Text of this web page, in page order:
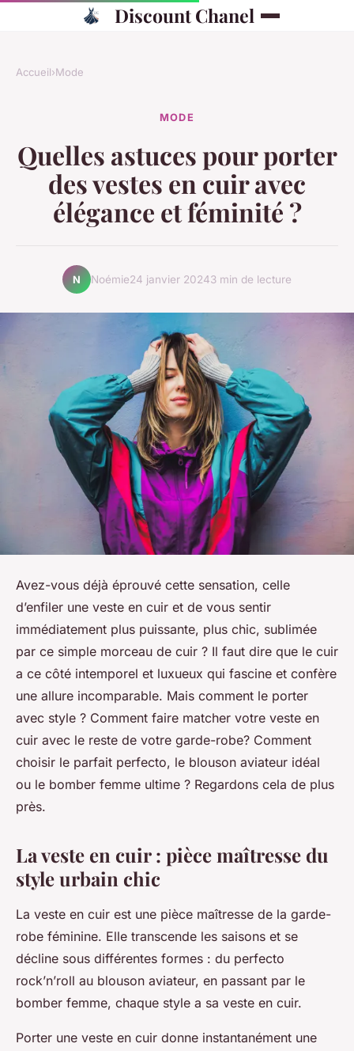
Discount Chanel
Accueil›Mode
MODE
Quelles astuces pour porter
des vestes en cuir avec
élégance et féminité ?
N Noémie24 janvier 20243 min de lecture
Avez-vous déjà éprouvé cette sensation, celle
d’enfiler une veste en cuir et de vous sentir
immédiatement plus puissante, plus chic, sublimée
par ce simple morceau de cuir ? Il faut dire que le cuir
a ce côté intemporel et luxueux qui fascine et confère
une allure incomparable. Mais comment le porter
avec style ? Comment faire matcher votre veste en
cuir avec le reste de votre garde-robe? Comment
choisir le parfait perfecto, le blouson aviateur idéal
ou le bomber femme ultime ? Regardons cela de plus
près.
La veste en cuir : pièce maîtresse du
style urbain chic
La veste en cuir est une pièce maîtresse de la garde-
robe féminine. Elle transcende les saisons et se
décline sous différentes formes : du perfecto
rock’n’roll au blouson aviateur, en passant par le
bomber femme, chaque style a sa veste en cuir.
Porter une veste en cuir donne instantanément une